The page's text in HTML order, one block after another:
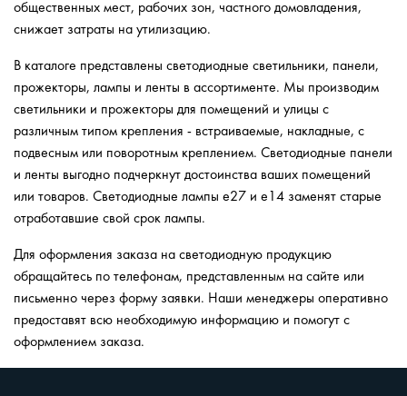
общественных мест, рабочих зон, частного домовладения,
снижает затраты на утилизацию.
В каталоге представлены светодиодные светильники, панели,
прожекторы, лампы и ленты в ассортименте. Мы производим
светильники и прожекторы для помещений и улицы с
различным типом крепления - встраиваемые, накладные, с
подвесным или поворотным креплением. Светодиодные панели
и ленты выгодно подчеркнут достоинства ваших помещений
или товаров. Светодиодные лампы е27 и е14 заменят старые
отработавшие свой срок лампы.
Для оформления заказа на светодиодную продукцию
обращайтесь по телефонам, представленным на сайте или
письменно через форму заявки. Наши менеджеры оперативно
предоставят всю необходимую информацию и помогут с
оформлением заказа.